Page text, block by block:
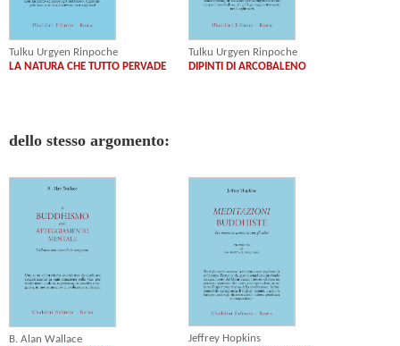
Tulku Urgyen Rinpoche
LA NATURA CHE TUTTO PERVADE
Tulku Urgyen Rinpoche
DIPINTI DI ARCOBALENO
dello stesso argomento:
B. Alan Wallace
Jeffrey Hopkins